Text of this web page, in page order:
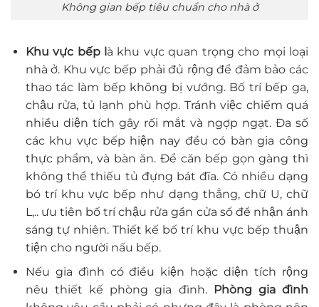
Không gian bếp tiêu chuẩn cho nhà ở
Khu vực bếp là khu vực quan trọng cho mọi loại
nhà ở. Khu vực bếp phải đủ rộng để đảm bảo các
thao tác làm bếp không bị vướng. Bố trí bếp ga,
chậu rửa, tủ lạnh phù hợp. Tránh việc chiếm quá
nhiều diện tích gây rối mắt và ngợp ngạt. Đa số
các khu vực bếp hiện nay đều có bàn gia công
thực phẩm, và bàn ăn. Để căn bếp gọn gàng thì
không thể thiếu tủ đựng bát đĩa. Có nhiều dạng
bó trí khu vực bếp như dạng thẳng, chữ U, chữ
L,.. ưu tiên bố trí chậu rửa gần cửa sổ để nhận ánh
sáng tự nhiên. Thiết kế bố trí khu vực bếp thuận
tiện cho người nấu bếp.
Nếu gia đình có điều kiện hoặc diện tích rộng
nêu thiết kế phòng gia đình. Phòng gia đình